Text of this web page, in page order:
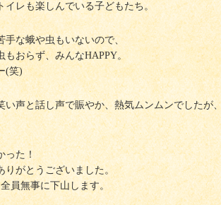
イレも楽しんでいる子どもたち。
手な蛾や虫もいないので、
おらず、みんなHAPPY。
(笑)
声と話し声で賑やか、熱気ムンムンでしたが、
った！
りがとうございました。
員無事に下山します。